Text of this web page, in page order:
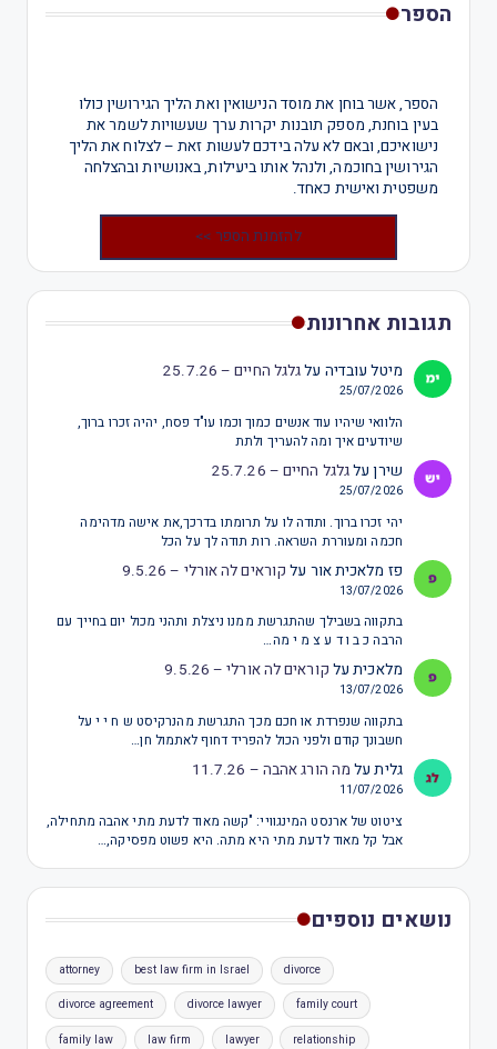
הספר
הספר, אשר בוחן את מוסד הנישואין ואת הליך הגירושין כולו
בעין בוחנת, מספק תובנות יקרות ערך שעשויות לשמר את
נישואיכם, ובאם לא עלה בידכם לעשות זאת – לצלוח את הליך
הגירושין בחוכמה, ולנהל אותו ביעילות, באנושיות ובהצלחה
משפטית ואישית כאחד.
להזמנת הספר >>
תגובות אחרונות
מיטל עובדיה עלגלגל החיים – 25.7.26
25/07/2026
הלוואי שיהיו עוד אנשים כמוך וכמו עו"ד פסח, יהיה זכרו ברוך,
שיודעים איך ומה להעריך ולתת
שירןעלגלגל החיים – 25.7.26
25/07/2026
יהי זכרו ברוך. ותודה לו על תרומתו בדרכך,את אישה מדהימה
חכמה ומעוררת השראה. רות תודה לך על הכל
פז מלאכית אור על קוראים לה אורלי – 9.5.26
13/07/2026
בתקווה בשבילך שהתגרשת ממנו ניצלת ותהני מכול יום בחייך עם
הרבה כ ב ו ד ע צ מ י מה…
מלאכיתעל קוראים לה אורלי – 9.5.26
13/07/2026
בתקווה שנפרדת או חכם מכך התגרשת מהנרקיסט ש ח י י על
חשבונך קודם ולפני הכול להפריד דחוף לאתמול חן…
גליתעל מה הורג אהבה – 11.7.26
11/07/2026
ציטוט של ארנסט המינגוויי: "קשה מאוד לדעת מתי אהבה מתחילה,
אבל קל מאוד לדעת מתי היא מתה. היא פשוט מפסיקה,…
נושאים נוספים
attorney best law firm in Israel divorce
divorce agreement divorce lawyer family court
family law law firm lawyer relationship